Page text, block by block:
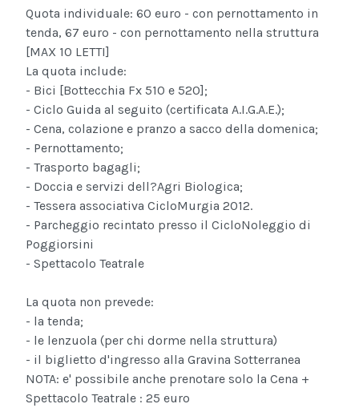
Quota individuale: 60 euro - con pernottamento in
tenda, 67 euro - con pernottamento nella struttura
[MAX 10 LETTI]
La quota include:
- Bici [Bottecchia Fx 510 e 520];
- Ciclo Guida al seguito (certificata A.I.G.A.E.);
- Cena, colazione e pranzo a sacco della domenica;
- Pernottamento;
- Trasporto bagagli;
- Doccia e servizi dell?Agri Biologica;
- Tessera associativa CicloMurgia 2012.
- Parcheggio recintato presso il CicloNoleggio di
Poggiorsini
- Spettacolo Teatrale
La quota non prevede:
- la tenda;
- le lenzuola (per chi dorme nella struttura)
- il biglietto d'ingresso alla Gravina Sotterranea
NOTA: e' possibile anche prenotare solo la Cena +
Spettacolo Teatrale : 25 euro